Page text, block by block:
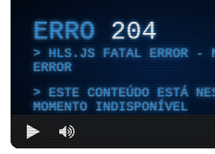
ERRO204
HLS.JS FATAL ERROR -
ERROR
ESTE CONTEÚDO ESTÁ
MOMENTO INDISPONÍVEL